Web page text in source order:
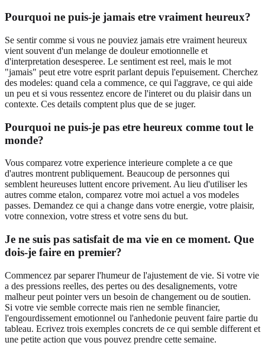
Pourquoi ne puis-je jamais etre vraiment heureux?
Se sentir comme si vous ne pouviez jamais etre vraiment heureux
vient souvent d'un melange de douleur emotionnelle et
d'interpretation desesperee. Le sentiment est reel, mais le mot
"jamais" peut etre votre esprit parlant depuis l'epuisement. Cherchez
des modeles: quand cela a commence, ce qui l'aggrave, ce qui aide
un peu et si vous ressentez encore de l'interet ou du plaisir dans un
contexte. Ces details comptent plus que de se juger.
Pourquoi ne puis-je pas etre heureux comme tout le
monde?
Vous comparez votre experience interieure complete a ce que
d'autres montrent publiquement. Beaucoup de personnes qui
semblent heureuses luttent encore privement. Au lieu d'utiliser les
autres comme etalon, comparez votre moi actuel a vos modeles
passes. Demandez ce qui a change dans votre energie, votre plaisir,
votre connexion, votre stress et votre sens du but.
Je ne suis pas satisfait de ma vie en ce moment. Que
dois-je faire en premier?
Commencez par separer l'humeur de l'ajustement de vie. Si votre vie
a des pressions reelles, des pertes ou des desalignements, votre
malheur peut pointer vers un besoin de changement ou de soutien.
Si votre vie semble correcte mais rien ne semble financier,
l'engourdissement emotionnel ou l'anhedonie peuvent faire partie du
tableau. Ecrivez trois exemples concrets de ce qui semble different et
une petite action que vous pouvez prendre cette semaine.